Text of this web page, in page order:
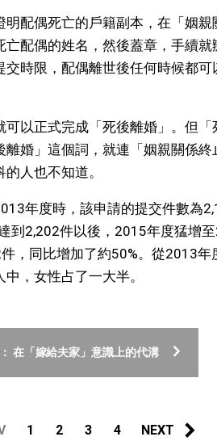
配偶死亡的戶籍副本，在「姻
配偶的姓名，然後蓋章，手續
時限，配偶離世後任何時候都
以正式完成「死後離婚」。但
婚」這個詞，就連「姻親關係終
人也不知道。
年度時，該申請的提交件數為
到2,202件以後，2015年度猛增
，同比增加了約50%。從2013年
，女性占了一大半。
在「嫁給夫家」意識上的代溝
1 2 3 4 NEXT